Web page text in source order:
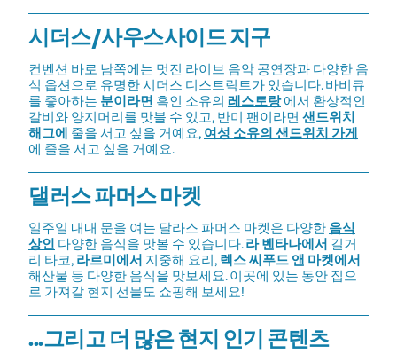
시더스/사우스사이드 지구
컨벤션 바로 남쪽에는 멋진 라이브 음악 공연장과 다양한 음
식 옵션으로 유명한 시더스 디스트릭트가 있습니다. 바비큐
를 좋아하는 분이라면 흑인 소유의 레스토랑에서 환상적인
갈비와 양지머리를 맛볼 수 있고, 반미 팬이라면 샌드위치
해그에 줄을 서고 싶을 거예요, 여성 소유의 샌드위치 가게
에 줄을 서고 싶을 거예요.
댈러스 파머스 마켓
일주일 내내 문을 여는 달라스 파머스 마켓은 다양한 음식
상인 다양한 음식을 맛볼 수 있습니다.라 벤타나에서 길거
리 타코, 라르미에서 지중해 요리, 렉스 씨푸드 앤 마켓에서
해산물 등 다양한 음식을 맛보세요. 이곳에 있는 동안 집으
로 가져갈 현지 선물도 쇼핑해 보세요!
...그리고 더 많은 현지 인기 콘텐츠